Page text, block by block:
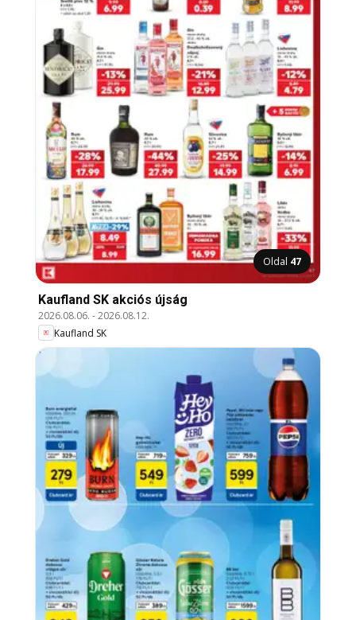
Oldal 47
Kaufland SK akciós újság
2026.08.06. -2026.08.12.
Kaufland SK